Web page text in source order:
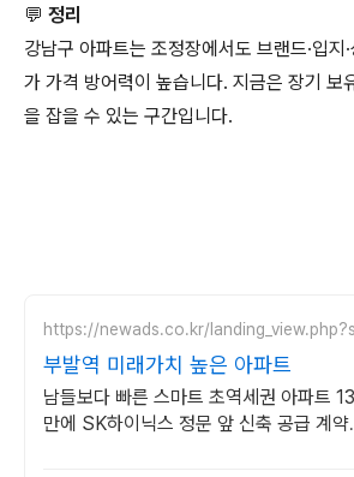
💬 정리
강남구 아파트는 조정장에서도 브랜드·입지
가 가격 방어력이 높습니다. 지금은 장기 보
을 잡을 수 있는 구간입니다.
https://newads.co.kr/
부발역 미래가치 높은 아파트
남들보다 빠른 스마트 초역세권 아파트
만에 SK하이닉스 정문 앞 신축 공급 계약